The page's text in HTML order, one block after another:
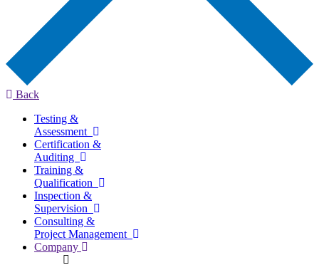
Back
Testing &
Assessment
Certification &
Auditing
Training &
Qualification
Inspection &
Supervision
Consulting &
Project Management
Company